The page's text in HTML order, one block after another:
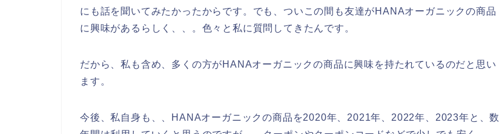
にも話を聞いてみたかったからです。でも、ついこの間も友達がHANAオーガニックの商品
に興味があるらしく、、。色々と私に質問してきたんです。
だから、私も含め、多くの方がHANAオーガニックの商品に興味を持たれているのだと思い
ます。
今後、私自身も、、HANAオーガニックの商品を2020年、2021年、2022年、2023年と、数